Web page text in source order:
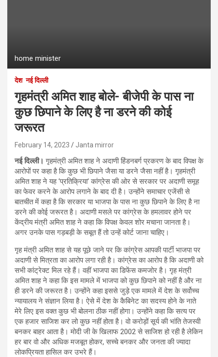
home minister
देश नई दिल्ली
गृहमंत्री अमित शाह बोले- बीजेपी के पास ना
कुछ छिपाने के लिए है ना डरने की कोई
जरूरत
February 14, 2023 Janta mirror
नई दिल्‍ली।गृहमंत्री अमित शाह ने अदाणी हिंडनबर्ग प्रकरण के बाद विपक्ष के
आरोपों पर कहा है कि कुछ भी छिपाने जैसा या डरने जैसा नहीं है। गृहमंत्री
अमित शाह ने यह ‘प्रतिक्रिया’ कांग्रेस की ओर से सरकार पर अदाणी समूह
का फेवर करने के आरोप लगाने के बाद दी है। उन्होंने समाचार एजेंसी से
बातचीत में कहा है कि सरकार या भाजपा के पास ना कुछ छिपाने के लिए है ना
डरने की कोई जरूरत है। अदाणी मसले पर कांग्रेस के हमलावर होने पर
केंद्रीय मंत्री अमित शाह ने कहा कि विपक्ष केवल शोर मचाना जानता है।
अगर उनके पास गड़बड़ी के सबूत हैं तो उन्हें कोर्ट जाना चाहिए।
गृह मंत्री अमित शाह से यह पूछे जाने पर कि कांग्रेस आपकी पार्टी भाजपा पर
अदाणी से मित्रता का आरोप लगा रही है। कांग्रेस का आरोप है कि अदाणी को
सभी कांट्रेक्ट मिल रहे हैं। वहीं भाजपा का डिफेंस कमजोर है। गृह मंत्री
अमित शाह ने कहा कि इस मामले में भाजपा को कुछ छिपाने को नहीं है और ना
ही डरने की जरूरत है। उन्होंने कहा इससे जुड़े एक मामले में देश के सर्वोच्‍च
न्‍यायालय ने संज्ञान लिया है। ऐसे में देश के कैबिनेट का सदस्य होने के नाते
मेरे लिए इस वक्त कुछ भी बोलना ठीक नहीं होगा। उन्‍होंने कहा कि सत्य पर
एक हजार साजिश कर लो कुछ नहीं होता है। वो करोड़ों सूर्य की भांति तेजस्वी
बनकर बाहर आता है। मोदी जी के खिलाफ 2002 से साजिश हो रही है लेकिन
हर बार वो और अधिक मजबूत होकर, सच्चे बनकर और जनता की ज्यादा
लोकप्रियता हासिल कर उभरे हैं।